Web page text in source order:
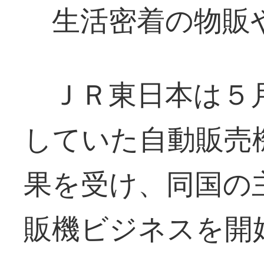
生活密着の物販
ＪＲ東日本は５
していた自動販
果を受け、同国
販機ビジネスを